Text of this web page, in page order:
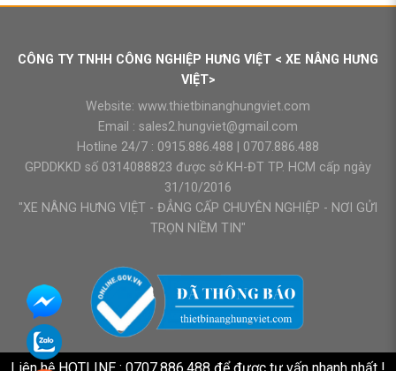
CÔNG TY TNHH CÔNG NGHIỆP HƯNG VIỆT < XE NÂNG HƯNG
VIỆT>
Website: www.thietbinanghungviet.com
Email : sales2.hungviet@gmail.com
Hotline 24/7 : 0915.886.488
0707.886.488
GPDDKKD số 0314088823 được sở KH-ĐT TP. HCM cấp ngày
31/10/2016
"XE NÂNG HƯNG VIỆT - ĐẲNG CẤP CHUYÊN NGHIỆP - NƠI GỬI
TRỌN NIỀM TIN"